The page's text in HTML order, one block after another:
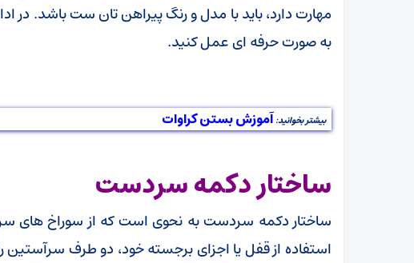
مهارت دارد، باید با مدل و رنگ پیراهن تان ست باشد. در
به صورت حرفه ای عمل کنید.
بیشتر بخوانید: آموزش بستن کراوات
ساختار دکمه سردست
ساختار دکمه سردست به نحوی است که از سوراخ های
استفاده از قفل یا اجزای برجسته خود، دو طرف